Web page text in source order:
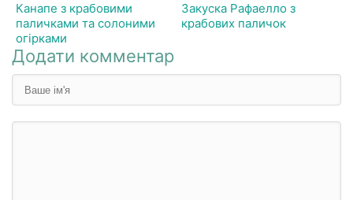
Канапе з крабовими
паличками та солоними
огірками
Закуска Рафаелло з
крабових паличок
Додати комментар